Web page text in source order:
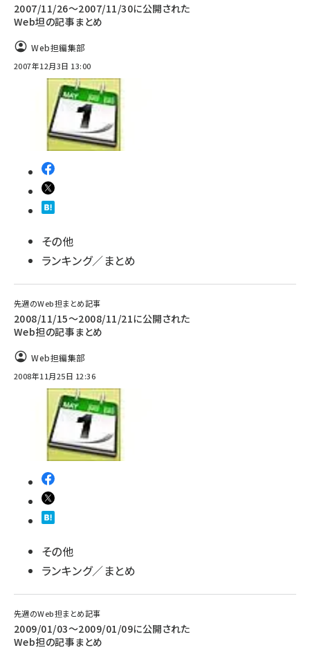
2007/11/26〜2007/11/30に公開された
Web坦の記事まとめ
Web担編集部
2007年12月3日 13:00
その他
ランキング／まとめ
先週のWeb担まとめ記事
2008/11/15～2008/11/21に公開された
Web担の記事まとめ
Web担編集部
2008年11月25日 12:36
その他
ランキング／まとめ
先週のWeb担まとめ記事
2009/01/03～2009/01/09に公開された
Web担の記事まとめ